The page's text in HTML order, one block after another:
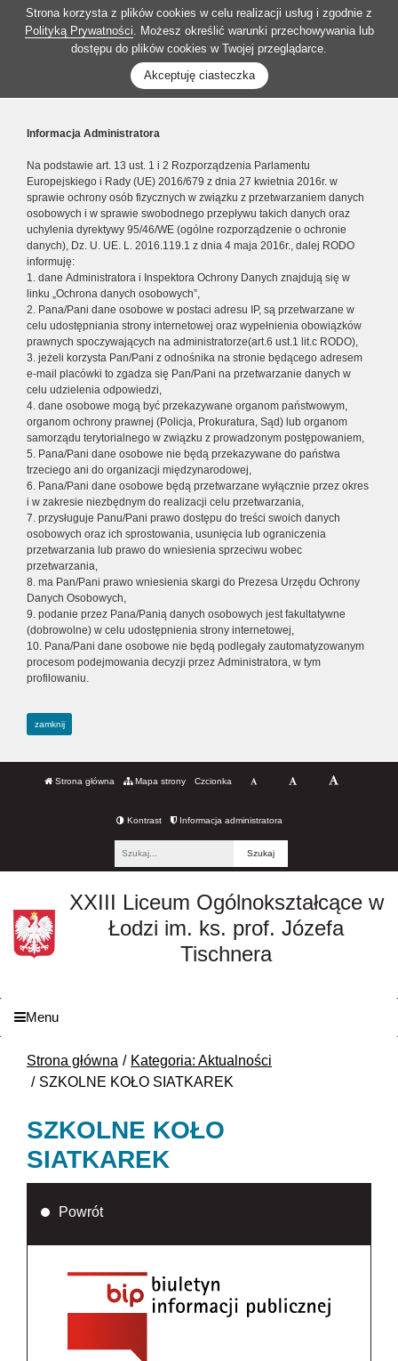
Strona korzysta z plików cookies w celu realizacji usług i zgodnie z
Polityką Prywatności. Możesz określić warunki przechowywania lub
dostępu do plików cookies w Twojej przeglądarce.
Akceptuję ciasteczka
Informacja Administratora
Na podstawie art. 13 ust. 1 i 2 Rozporządzenia Parlamentu
Europejskiego i Rady (UE) 2016/679 z dnia 27 kwietnia 2016r. w
sprawie ochrony osób fizycznych w związku z przetwarzaniem danych
osobowych i w sprawie swobodnego przepływu takich danych oraz
uchylenia dyrektywy 95/46/WE (ogólne rozporządzenie o ochronie
danych), Dz. U. UE. L. 2016.119.1 z dnia 4 maja 2016r., dalej RODO
informuję:
1. dane Administratora i Inspektora Ochrony Danych znajdują się w
linku „Ochrona danych osobowych”,
2. Pana/Pani dane osobowe w postaci adresu IP, są przetwarzane w
celu udostępniania strony internetowej oraz wypełnienia obowiązków
prawnych spoczywających na administratorze(art.6 ust.1 lit.c RODO),
3. jeżeli korzysta Pan/Pani z odnośnika na stronie będącego adresem
e-mail placówki to zgadza się Pan/Pani na przetwarzanie danych w
celu udzielenia odpowiedzi,
4. dane osobowe mogą być przekazywane organom państwowym,
organom ochrony prawnej (Policja, Prokuratura, Sąd) lub organom
samorządu terytorialnego w związku z prowadzonym postępowaniem,
5. Pana/Pani dane osobowe nie będą przekazywane do państwa
trzeciego ani do organizacji międzynarodowej,
6. Pana/Pani dane osobowe będą przetwarzane wyłącznie przez okres
i w zakresie niezbędnym do realizacji celu przetwarzania,
7. przysługuje Panu/Pani prawo dostępu do treści swoich danych
osobowych oraz ich sprostowania, usunięcia lub ograniczenia
przetwarzania lub prawo do wniesienia sprzeciwu wobec
przetwarzania,
8. ma Pan/Pani prawo wniesienia skargi do Prezesa Urzędu Ochrony
Danych Osobowych,
9. podanie przez Pana/Panią danych osobowych jest fakultatywne
(dobrowolne) w celu udostępnienia strony internetowej,
10. Pana/Pani dane osobowe nie będą podlegały zautomatyzowanym
procesom podejmowania decyzji przez Administratora, w tym
profilowaniu.
zamknij
Strona główna Mapa strony Czcionka
Kontrast Informacja administratora
XXIII Liceum Ogólnokształcące w
Łodzi im. ks. prof. Józefa
Tischnera
Menu
Strona główna
Kategoria: Aktualności
SZKOLNE KOŁO SIATKAREK
SZKOLNE KOŁO
SIATKAREK
Powrót